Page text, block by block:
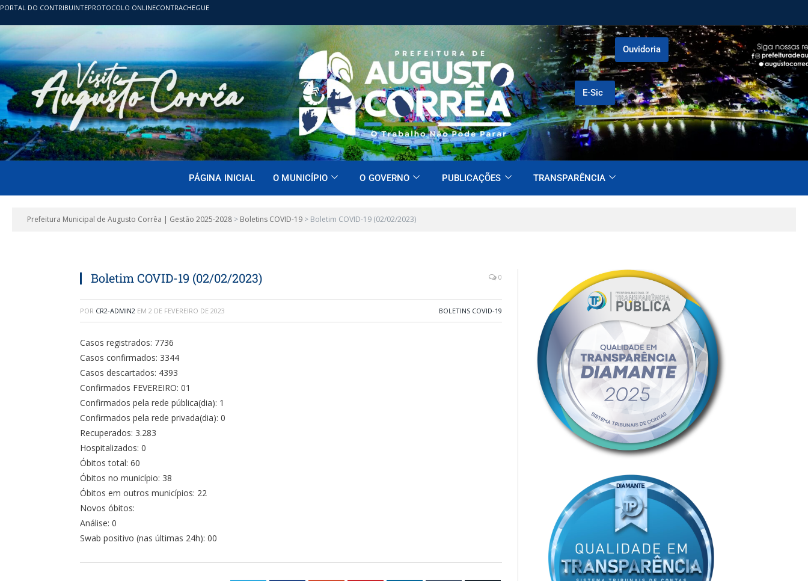
PORTAL DO CONTRIBUINTEPROTOCOLO ONLINECONTRACHEGUE
E-Sic
Ouvidoria
PÁGINA INICIAL O MUNICÍPIO O GOVERNO PUBLICAÇÕES TRANSPARÊNCIA
Prefeitura Municipal de Augusto Corrêa | Gestão 2025-2028 > Boletins COVID-19 > Boletim COVID-19 (02/02/2023)
Boletim COVID-19 (02/02/2023) 0
POR CR2-ADMIN2 EM 2 DE FEVEREIRO DE 2023 BOLETINS COVID-19
Casos registrados: 7736
Casos confirmados: 3344
Casos descartados: 4393
Confirmados FEVEREIRO: 01
Confirmados pela rede pública(dia): 1
Confirmados pela rede privada(dia): 0
Recuperados: 3.283
Hospitalizados: 0
Óbitos total: 60
Óbitos no município: 38
Óbitos em outros municípios: 22
Novos óbitos:
Análise: 0
Swab positivo (nas últimas 24h): 00